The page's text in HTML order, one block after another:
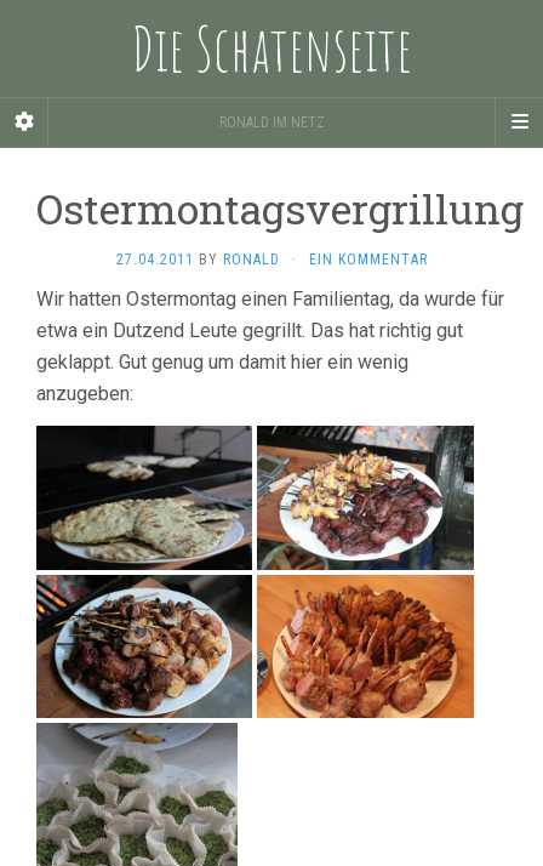
Die Schatenseite
RONALD IM NETZ
Ostermontagsvergrillung
27.04.2011 BY RONALD · EIN KOMMENTAR
Wir hatten Ostermontag einen Familientag, da wurde für
etwa ein Dutzend Leute gegrillt. Das hat richtig gut
geklappt. Gut genug um damit hier ein wenig
anzugeben: